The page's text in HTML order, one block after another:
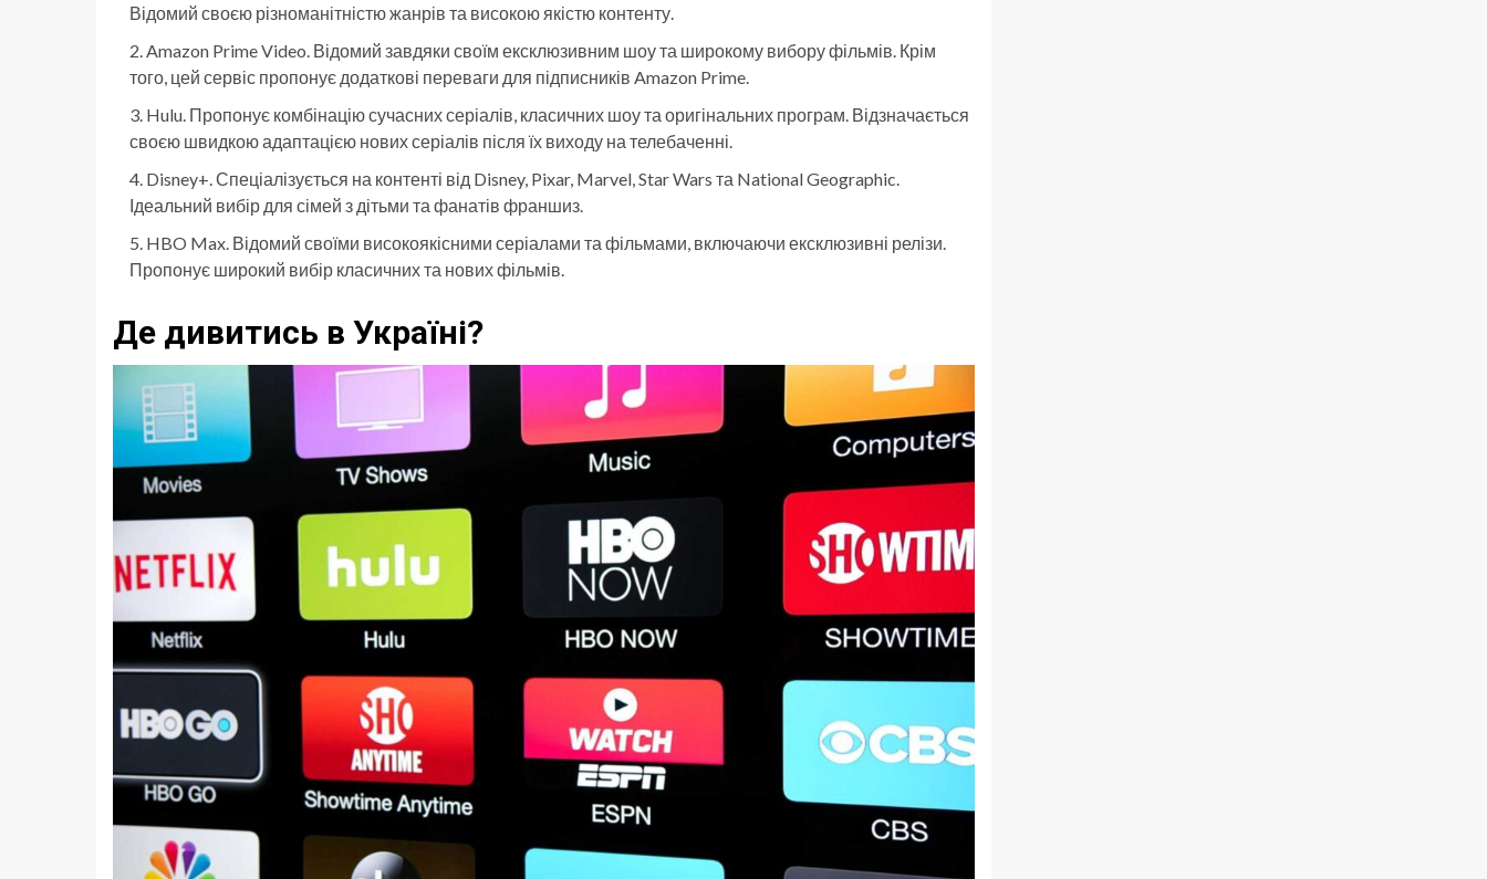
Відомий своєю різноманітністю жанрів та високою якістю контенту.
Amazon Prime Video. Відомий завдяки своїм ексклюзивним шоу та широкому вибору фільмів. Крім
того, цей сервіс пропонує додаткові переваги для підписників Amazon Prime.
Hulu. Пропонує комбінацію сучасних серіалів, класичних шоу та оригінальних програм. Відзначається
своєю швидкою адаптацією нових серіалів після їх виходу на телебаченні.
Disney+. Спеціалізується на контенті від Disney, Pixar, Marvel, Star Wars та National Geographic.
Ідеальний вибір для сімей з дітьми та фанатів франшиз.
HBO Max. Відомий своїми високоякісними серіалами та фільмами, включаючи ексклюзивні релізи.
Пропонує широкий вибір класичних та нових фільмів.
Де дивитись в Україні?